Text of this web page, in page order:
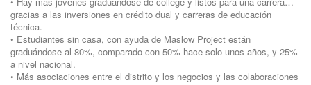
gracias a las inversiones en crédito dual y carreras de educación
técnica.
• Estudiantes sin casa, con ayuda de Maslow Project están
graduándose al 80%, comparado con 50% hace solo unos años, y 25%
a nivel nacional.
• Más asociaciones entre el distrito y los negocios y las colaboraciones